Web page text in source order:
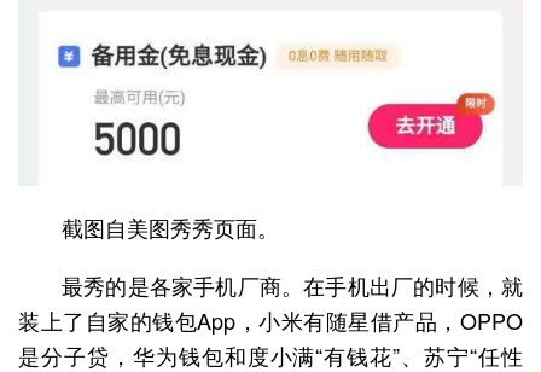
截图自美图秀秀页面。
最秀的是各家手机厂商。在手机出厂的时候，就
装上了自家的钱包App，小米有随星借产品，OPPO
是分子贷，华为钱包和度小满“有钱花”、苏宁“任性